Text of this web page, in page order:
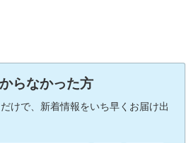
らなかった方
けで、新着情報をいち早くお届け出